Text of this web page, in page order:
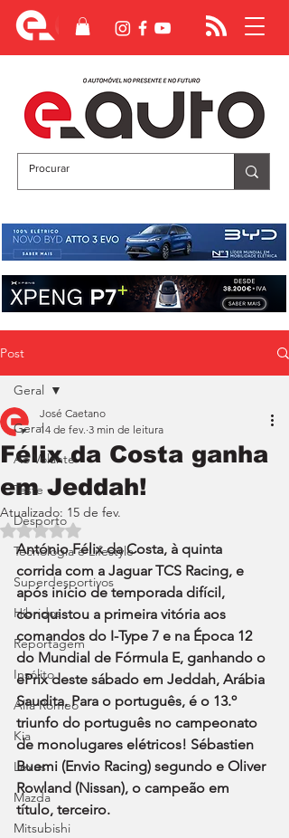
Post
Geral
Ao Volante
Teste
Desporto
Tecnologia e Lifestyle
Superdesportivos
Híbridos
Reportagem
Insólito
Alfa Romeo
Kia
Lexus
Mazda
Mitsubishi
Geral
Félix da Costa ganha
em Jeddah!
José Caetano
14 de fev. 3 min de leitura
Atualizado: 15 de fev.
Avaliado com NaN de 5 estrelas.
António Félix da Costa, à quinta
corrida com a Jaguar TCS Racing, e
após início de temporada difícil,
conquistou a primeira vitória aos
comandos do I-Type 7 e na Época 12
do Mundial de Fórmula E, ganhando o
ePrix deste sábado em Jeddah, Arábia
Saudita. Para o português, é o 13.º
triunfo do português no campeonato
de monolugares elétricos! Sébastien
Buemi (Envio Racing) segundo e Oliver
Rowland (Nissan), o campeão em
título, terceiro.